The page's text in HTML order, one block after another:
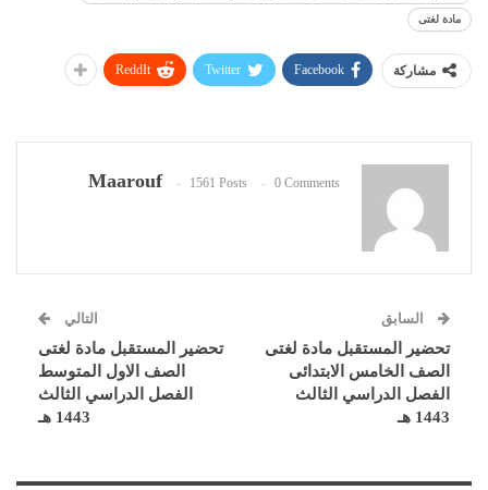
مادة لغتى
مشاركة Facebook
Twitter
ReddIt
Maarouf 1561 Posts 0 Comments
السابق
تحضير المستقبل مادة لغتى
الصف الخامس الابتدائى
الفصل الدراسي الثالث
1443 هـ
التالي
تحضير المستقبل مادة لغتى
الصف الاول المتوسط
الفصل الدراسي الثالث
1443 هـ